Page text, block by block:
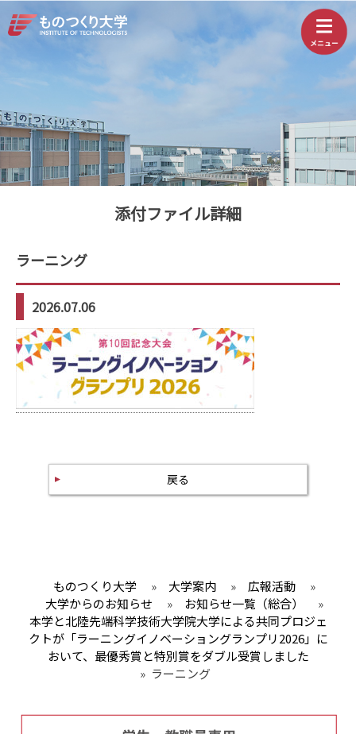
添付ファイル詳細
ラーニング
2026.07.06
戻る
ものつくり大学 » 大学案内 » 広報活動
»
大学からのお知らせ
» お知らせ一覧（総合）
»
本学と北陸先端科学技術大学院大学による共同プロジェ
クトが「ラーニングイノベーショングランプリ2026」に
おいて、最優秀賞と特別賞をダブル受賞しました
» ラーニング